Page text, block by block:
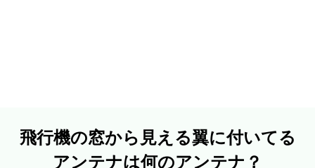
飛行機の窓から見える翼に付いてる
アンテナは何のアンテナ？